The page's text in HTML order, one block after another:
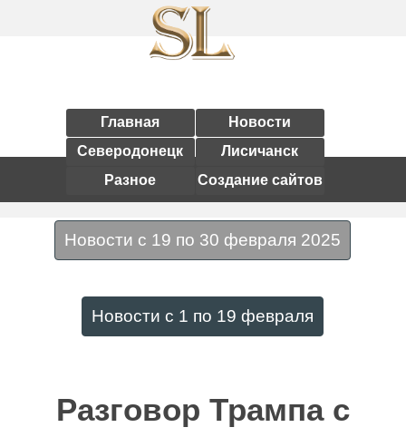
Главная
Новости
Северодонецк
Лисичанск
Разное
Создание сайтов
Новости с 19 по 30 февраля 2025
Новости с 1 по 19 февраля
Разговор Трампа с